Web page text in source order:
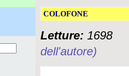
COLOFONE
Letture: 1698
dell'autore)